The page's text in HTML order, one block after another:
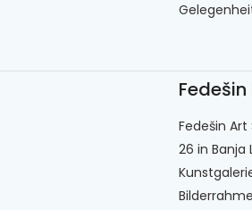
Fedešin Art
26 in